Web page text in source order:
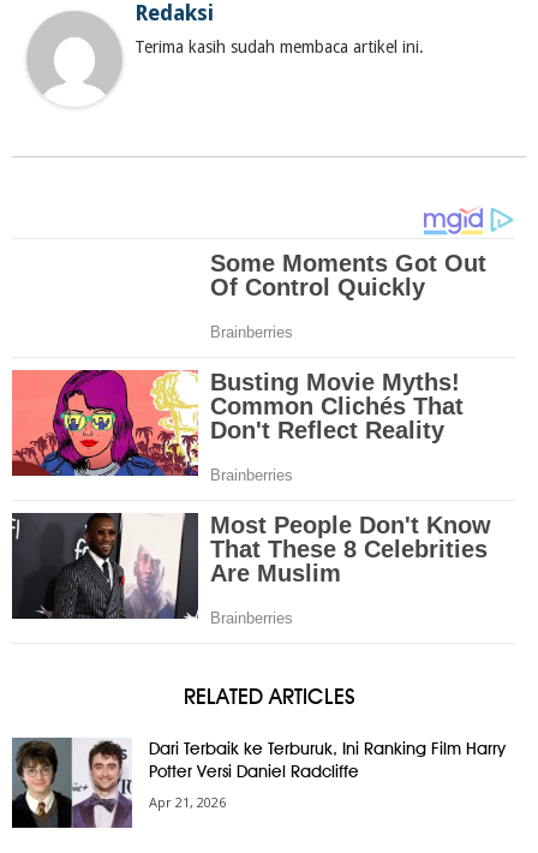
Redaksi
Terima kasih sudah membaca artikel ini.
RELATED ARTICLES
Dari Terbaik ke Terburuk, Ini Ranking Film Harry
Potter Versi Daniel Radcliffe
Apr 21, 2026